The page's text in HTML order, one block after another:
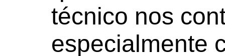
técnico nos
especialmente